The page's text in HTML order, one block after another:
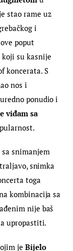
stao rame uz
i
poput
koji su kasnije
koncerata. S
nos i
ponudio i
viđam sa
snimanjem
snimka
toga
kombinacija sa
nije baš
upropastiti.
je Bijelo